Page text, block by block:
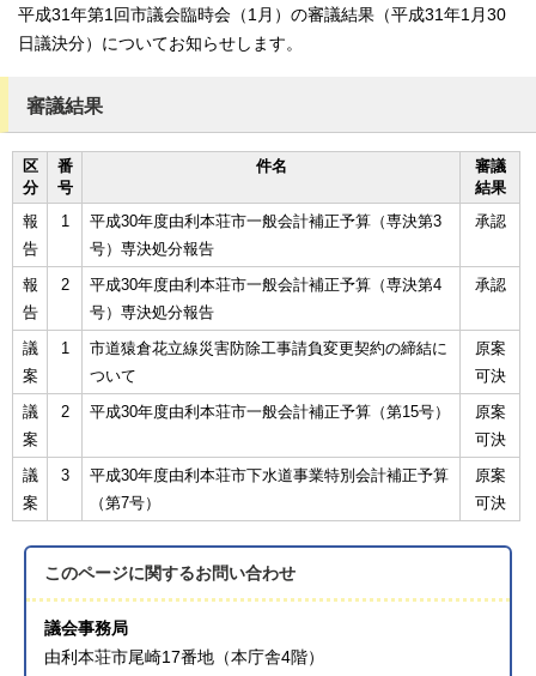
平成31年第1回市議会臨時会（1月）の審議結果（平成31年1月30
日議決分）についてお知らせします。
審議結果
区
分
番
号
件名
審議
結果
報
告
1
平成30年度由利本荘市一般会計補正予算（専決第3
号）専決処分報告
承認
報
告
2
平成30年度由利本荘市一般会計補正予算（専決第4
号）専決処分報告
承認
議
案
1
市道猿倉花立線災害防除工事請負変更契約の締結に
ついて
原案
可決
議
案
2 平成30年度由利本荘市一般会計補正予算（第15号）
原案
可決
議
案
3
平成30年度由利本荘市下水道事業特別会計補正予算
（第7号）
原案
可決
このページに関するお問い合わせ
議会事務局
由利本荘市尾崎17番地（本庁舎4階）